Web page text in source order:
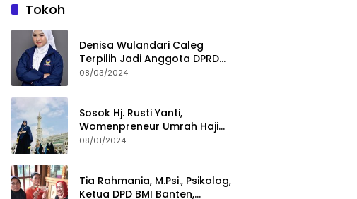
Tokoh
Denisa Wulandari Caleg
Terpilih Jadi Anggota DPRD
Termuda Periode 2024-2029
08/03/2024
Sosok Hj. Rusti Yanti,
Womenpreneur Umrah Haji
Yang Gigih Syiarkan Baitullah
08/01/2024
Tia Rahmania, M.Psi., Psikolog,
Ketua DPD BMI Banten,